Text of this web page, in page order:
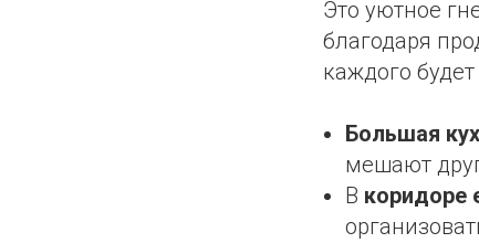
Это уютное
благодаря
каждого
Большая
мешают
В коридоре